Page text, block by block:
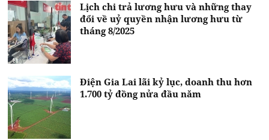
Lịch chi trả lương hưu và những thay
đổi về uỷ quyền nhận lương hưu từ
tháng 8/2025
Điện Gia Lai lãi kỷ lục, doanh thu hơn
1.700 tỷ đồng nửa đầu năm